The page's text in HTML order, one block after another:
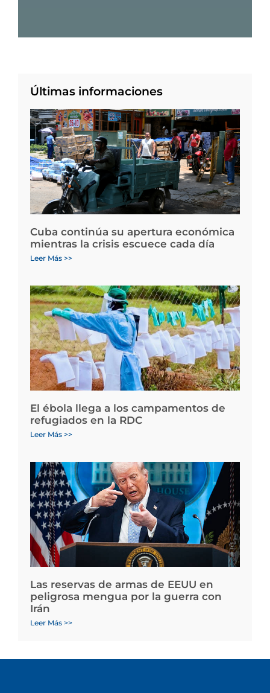
Últimas informaciones
Cuba continúa su apertura económica
mientras la crisis escuece cada día
Leer Más >>
El ébola llega a los campamentos de
refugiados en la RDC
Leer Más >>
Las reservas de armas de EEUU en
peligrosa mengua por la guerra con
Irán
Leer Más >>